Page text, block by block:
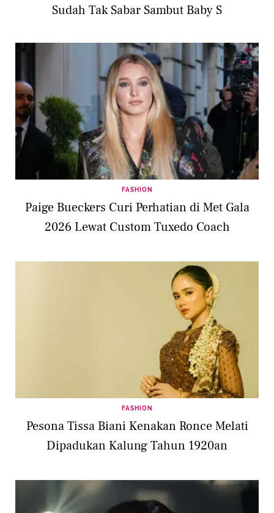
Sudah Tak Sabar Sambut Baby S
FASHION
Paige Bueckers Curi Perhatian di Met Gala
2026 Lewat Custom Tuxedo Coach
FASHION
Pesona Tissa Biani Kenakan Ronce Melati
Dipadukan Kalung Tahun 1920an